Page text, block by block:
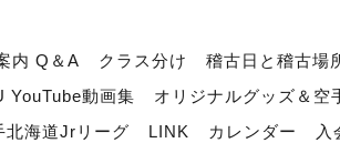
内 Q＆A クラス分け 稽古日と稽古場
YouTube動画集
オリジナルグッズ＆空
北海道Jrリーグ
LINK カレンダー 入